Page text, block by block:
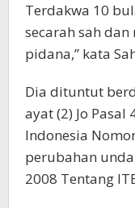
Terdakwa 10
secarah sah
pidana,” kata
Dia dituntut
ayat (2) Jo
Indonesia
perubahan
2008 Tentang